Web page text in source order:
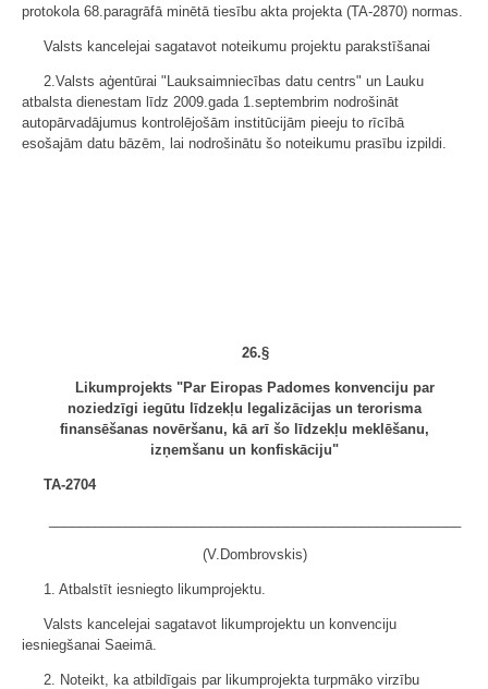
protokola 68.paragrāfā minētā tiesību akta projekta (TA-2870) normas.
Valsts kancelejai sagatavot noteikumu projektu parakstīšanai
2.Valsts aģentūrai "Lauksaimniecības datu centrs" un Lauku
atbalsta dienestam līdz 2009.gada 1.septembrim nodrošināt
autopārvadājumus kontrolējošām institūcijām pieeju to rīcībā
esošajām datu bāzēm, lai nodrošinātu šo noteikumu prasību izpildi.
26.§
Likumprojekts "Par Eiropas Padomes konvenciju par
noziedzīgi iegūtu līdzekļu legalizācijas un terorisma
finansēšanas novēršanu, kā arī šo līdzekļu meklēšanu,
izņemšanu un konfiskāciju"
TA-2704
(V.Dombrovskis)
1. Atbalstīt iesniegto likumprojektu.
Valsts kancelejai sagatavot likumprojektu un konvenciju
iesniegšanai Saeimā.
2. Noteikt, ka atbildīgais par likumprojekta turpmāko virzību